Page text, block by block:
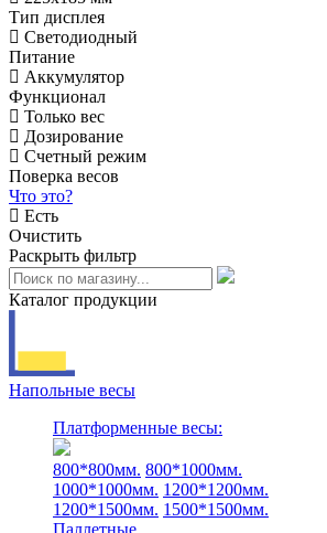
Тип дисплея
Светодиодный
Питание
Аккумулятор
Функционал
Только вес
Дозирование
Счетный режим
Поверка весов
Что это?
Есть
Очистить
Раскрыть фильтр
Каталог продукции
Напольные весы
Платформенные весы:
800*800мм. 800*1000мм.
1000*1000мм. 1200*1200мм.
1200*1500мм. 1500*1500мм.
Паллетные